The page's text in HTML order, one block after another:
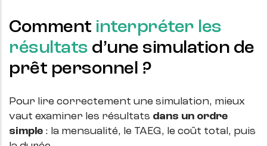
Comment interpréter les
résultats d’une simulation de
prêt personnel ?
Pour lire correctement une simulation, mieux
vaut examiner les résultats dans un ordre
simple : la mensualité, le TAEG, le coût total, puis